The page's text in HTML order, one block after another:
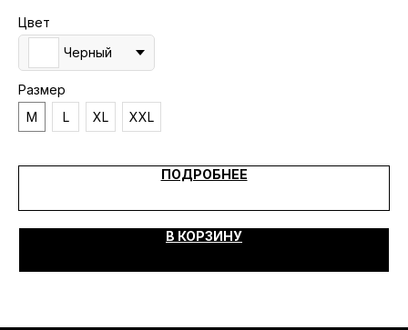
Цвет
Черный
Размер
M
L XL XXL
ПОДРОБНЕЕ
В КОРЗИНУ